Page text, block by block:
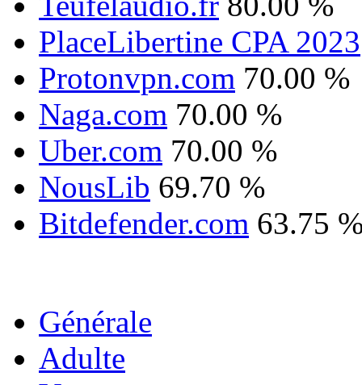
PlaceLibertine CPA 2023
Protonvpn.com 70.00 %
Naga.com 70.00 %
Uber.com 70.00 %
NousLib 69.70 %
Bitdefender.com 63.75
Générale
Adulte